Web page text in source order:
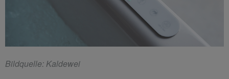
Bildquelle: Kaldewei